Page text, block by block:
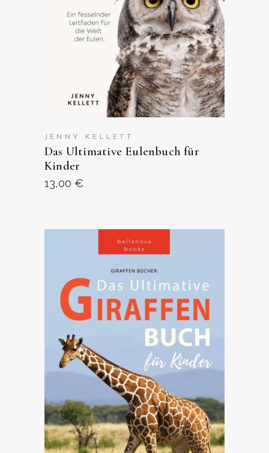
JENNY KELLETT
Das Ultimative Eulenbuch für
Kinder
13,00 €
ANSEHEN AUF AMAZON